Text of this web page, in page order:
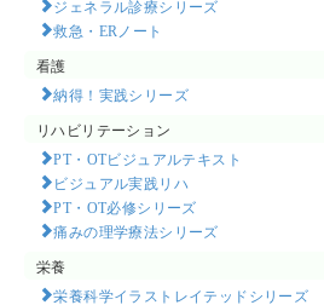
ジェネラル診療シリーズ
救急・ERノート
看護
納得！実践シリーズ
リハビリテーション
PT・OTビジュアルテキスト
ビジュアル実践リハ
PT・OT必修シリーズ
痛みの理学療法シリーズ
栄養
栄養科学イラストレイテッドシリーズ